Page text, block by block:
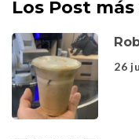
Los Post
26